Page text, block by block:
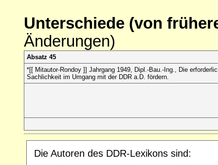
Unterschiede (von
Änderungen)
Absatz 45
*[[ Mitautor-Rondoy ]] Jahrgang 1949, Dipl.-Bau.-Ing., Die
Sachlichkeit im Umgang mit der DDR a.D. fördern.
Die Autoren des DDR-Lexikons sind: